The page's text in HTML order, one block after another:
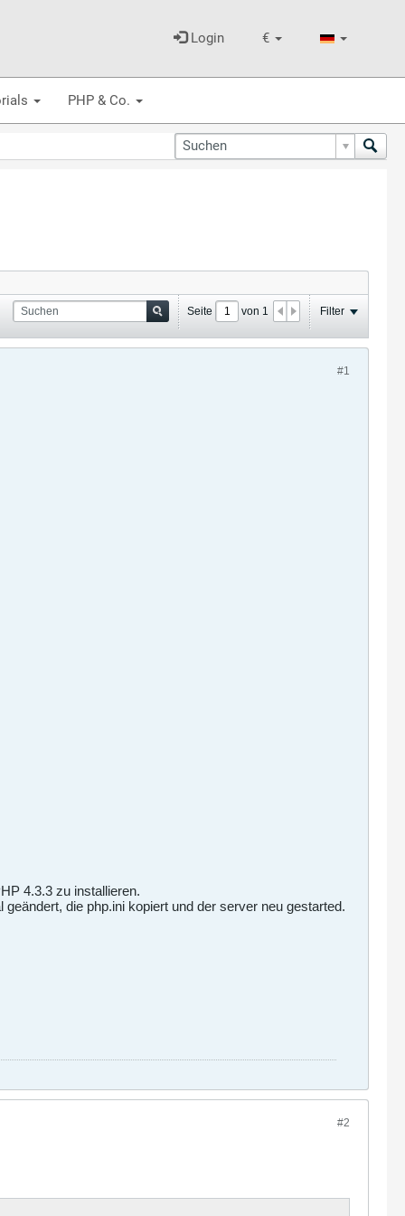
€
Login
PHP & Co.
Seite von 1 Filter
#1
4.3.3 zu installieren.
die php.ini kopiert und der server neu gestarted.
#2